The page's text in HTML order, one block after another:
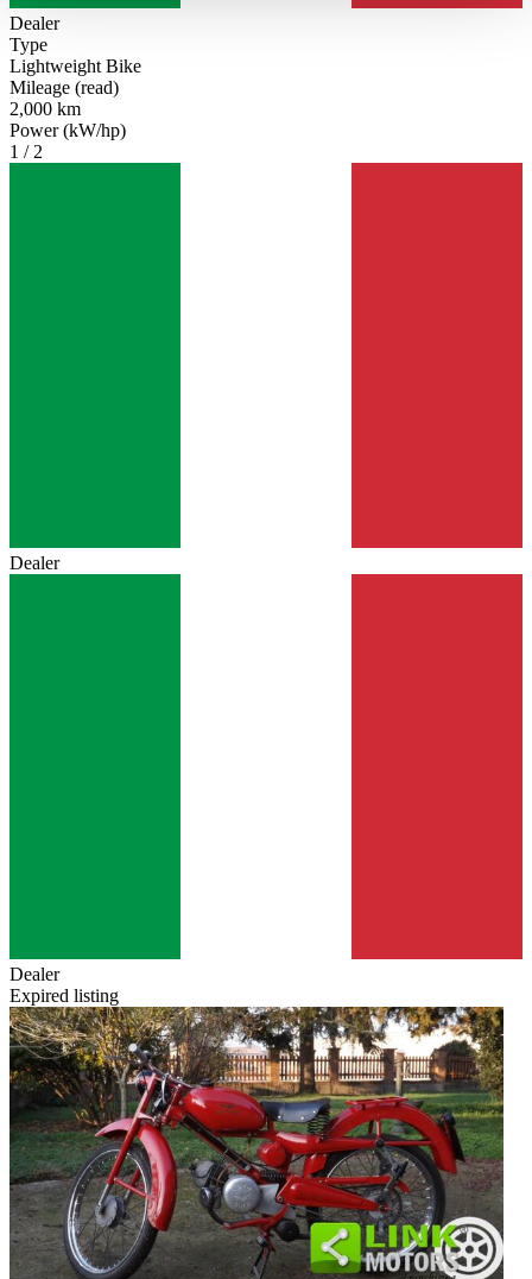
haben oder die sie im Rahmen Ihrer Nutzung der Dienste
gesammelt haben.
Dealer
Type
Lightweight Bike
Mileage (read)
2,000 km
Power (kW/hp)
1 / 2
Dealer
Dealer
Expired listing